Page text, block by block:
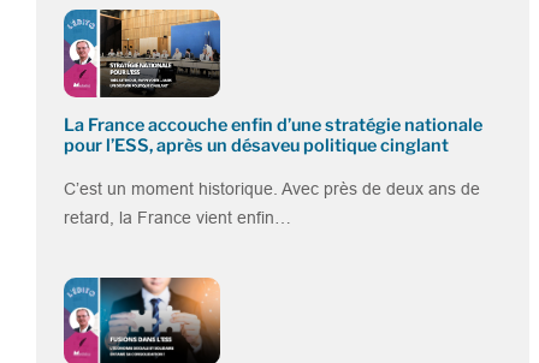
La France accouche enfin d’une stratégie nationale
pour l’ESS, après un désaveu politique cinglant
C’est un moment historique. Avec près de deux ans de
retard, la France vient enfin…